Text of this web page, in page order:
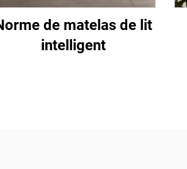
de matelas de lit
intelligent